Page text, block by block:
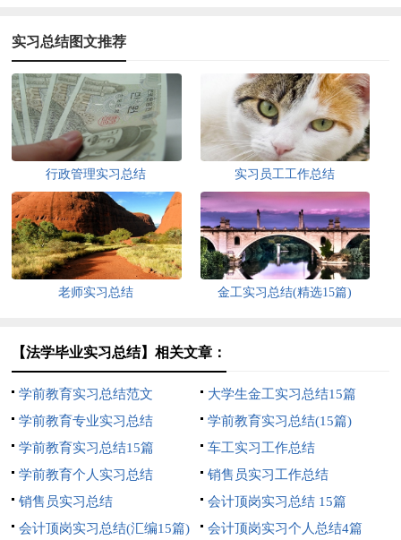
实习总结图文推荐
行政管理实习总结 实习员工工作总结
老师实习总结 金工实习总结(精选15篇)
【法学毕业实习总结】相关文章：
学前教育实习总结范文
大学生金工实习总结15篇
学前教育专业实习总结
学前教育实习总结(15篇)
学前教育实习总结15篇
车工实习工作总结
学前教育个人实习总结
销售员实习工作总结
销售员实习总结
会计顶岗实习总结 15篇
会计顶岗实习总结(汇编15篇)
会计顶岗实习个人总结4篇